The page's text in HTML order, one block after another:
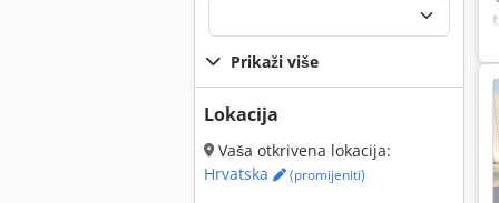
Prikaži više
Lokacija
Vaša otkrivena lokacija:
Hrvatska
(promijeniti)